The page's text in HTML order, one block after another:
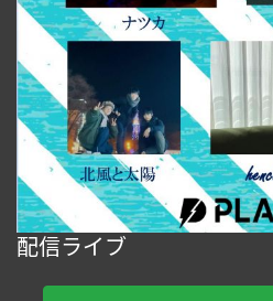
配信ライブ